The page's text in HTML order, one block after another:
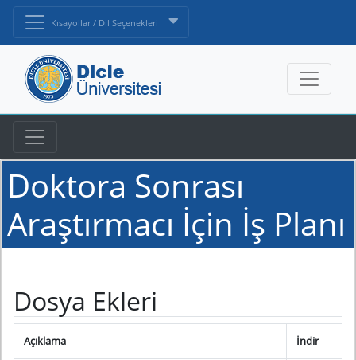
Kısayollar / Dil Seçenekleri
Doktora Sonrası
Araştırmacı İçin İş Planı
Dosya Ekleri
Açıklama İndir